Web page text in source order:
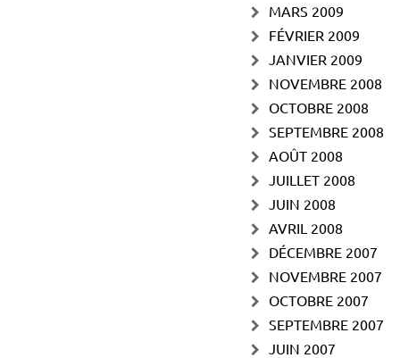
MARS 2009
FÉVRIER 2009
JANVIER 2009
NOVEMBRE 2008
OCTOBRE 2008
SEPTEMBRE 2008
AOÛT 2008
JUILLET 2008
JUIN 2008
AVRIL 2008
DÉCEMBRE 2007
NOVEMBRE 2007
OCTOBRE 2007
SEPTEMBRE 2007
JUIN 2007